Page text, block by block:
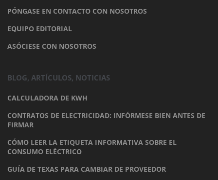
PÓNGASE EN CONTACTO CON NOSOTROS
EQUIPO EDITORIAL
ASÓCIESE CON NOSOTROS
BLOG, ARTÍCULOS, NOTICIAS
CALCULADORA DE KWH
CONTRATOS DE ELECTRICIDAD: INFÓRMESE BIEN ANTES DE
FIRMAR
CÓMO LEER LA ETIQUETA INFORMATIVA SOBRE EL
CONSUMO ELÉCTRICO
GUÍA DE TEXAS PARA CAMBIAR DE PROVEEDOR